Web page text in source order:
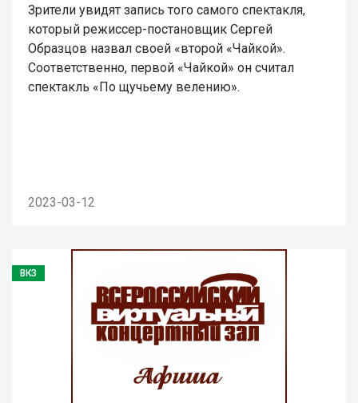
Зрители увидят запись того самого спектакля,
который режиссер-постановщик Сергей
Образцов назвал своей «второй «Чайкой».
Соответственно, первой «Чайкой» он считал
спектакль «По щучьему велению».
2023-03-12
ВКЗ